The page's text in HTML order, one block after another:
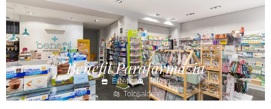
Benefit Parafarmazia
Estética
Tolosa
Tolosaldea